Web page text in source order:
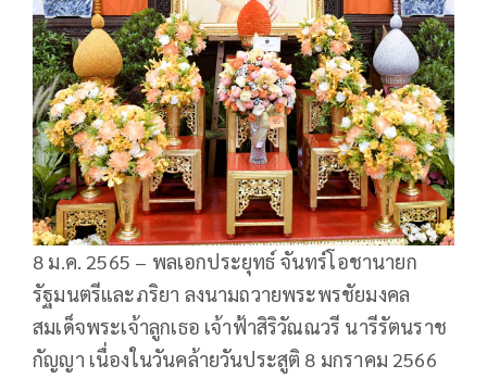
8 ม.ค. 2565 – พลเอกประยุทธ์ จันทร์โอชานายก
รัฐมนตรีและภริยา ลงนามถวายพระพรชัยมงคล
สมเด็จพระเจ้าลูกเธอ เจ้าฟ้าสิริวัณณวรี นารีรัตนราช
กัญญา เนื่องในวันคล้ายวันประสูติ 8 มกราคม 2566